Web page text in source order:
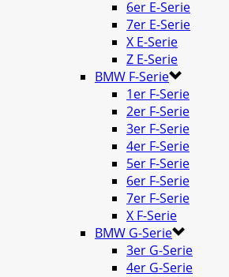
6er E-Serie
7er E-Serie
X E-Serie
Z E-Serie
BMW F-Serie
1er F-Serie
2er F-Serie
3er F-Serie
4er F-Serie
5er F-Serie
6er F-Serie
7er F-Serie
X F-Serie
BMW G-Serie
3er G-Serie
4er G-Serie